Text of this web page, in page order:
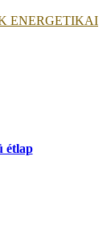
ENERGETIKAI
étlap